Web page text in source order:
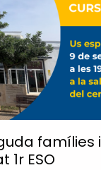
famílies i
1r ESO